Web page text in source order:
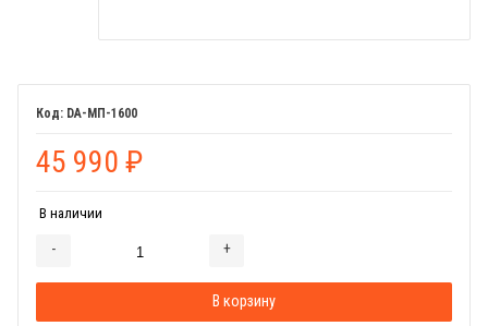
DA-МП-1600
45 990 ₽
В наличии
- +
В корзину